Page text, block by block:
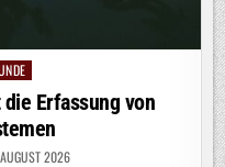
Erfassung von
2026